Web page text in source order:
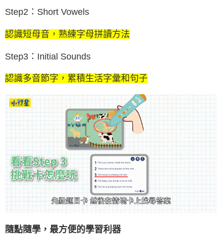
Step2：Short Vowels
認識短母音，熟練字母拼讀方法
Step3：Initial Sounds
認識多音節字，累積生活字彙和句子
隨點隨學，最方便的學習利器